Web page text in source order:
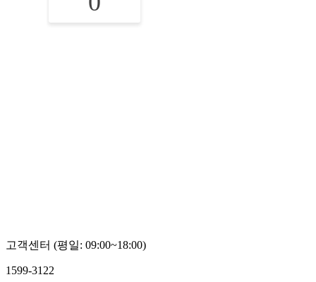
고객센터 (평일: 09:00~18:00)
1599-3122